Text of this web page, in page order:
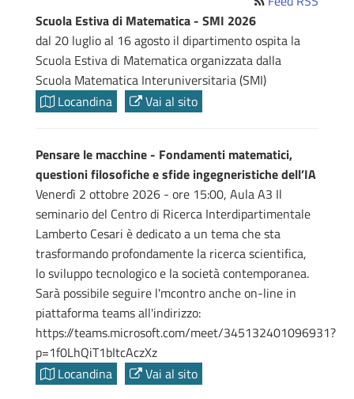
Scuola Estiva di Matematica - SMI 2026
dal 20 luglio al 16 agosto il dipartimento ospita la
Scuola Estiva di Matematica organizzata dalla
Scuola Matematica Interuniversitaria (SMI)
Locandina
Vai al sito
Pensare le macchine - Fondamenti matematici,
questioni filosofiche e sfide ingegneristiche dell’IA
Venerdì 2 ottobre 2026 - ore 15:00, Aula A3 Il
seminario del Centro di Ricerca Interdipartimentale
Lamberto Cesari è dedicato a un tema che sta
trasformando profondamente la ricerca scientifica,
lo sviluppo tecnologico e la società contemporanea.
Sarà possibile seguire l'mcontro anche on-line in
piattaforma teams all'indirizzo:
https://teams.microsoft.com/meet/345132401096931?
p=1f0LhQiT1bItcAczXz
Locandina
Vai al sito